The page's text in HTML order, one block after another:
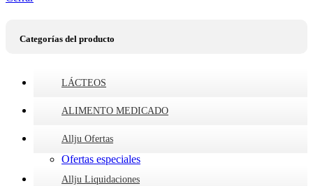
Categorías del producto
LÁCTEOS
ALIMENTO MEDICADO
Allju Ofertas
Ofertas especiales
Allju Liquidaciones